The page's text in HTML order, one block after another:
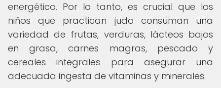
energético. Por lo tanto, es crucial que los
niños que practican judo consuman una
variedad de frutas, verduras, lácteos bajos
en grasa, carnes magras, pescado y
cereales integrales para asegurar una
adecuada ingesta de vitaminas y minerales.